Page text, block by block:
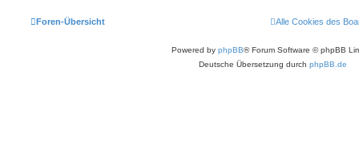
Foren-Übersicht Alle Cookies des
Powered by phpBB® Forum Software © phpBB
Deutsche Übersetzung durch phpBB.de